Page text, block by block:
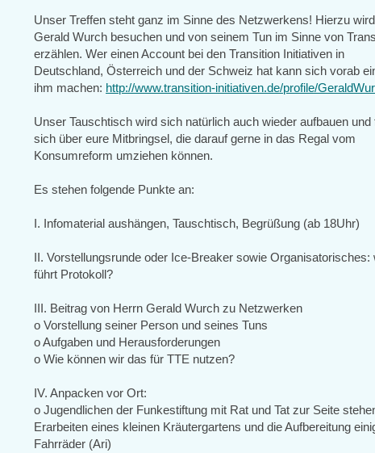
Unser Treffen steht ganz im Sinne des Netzwerkens! Hierzu
Gerald Wurch besuchen und von seinem Tun im Sinne von
erzählen. Wer einen Account bei den Transition Initiativen in
Deutschland, Österreich und der Schweiz hat kann sich vorab
ihm machen: http://www.transition-initiativen.de/profile/
Unser Tauschtisch wird sich natürlich auch wieder aufbauen und
sich über eure Mitbringsel, die darauf gerne in das Regal vom
Konsumreform umziehen können.
Es stehen folgende Punkte an:
I. Infomaterial aushängen, Tauschtisch, Begrüßung (ab 18Uhr)
II. Vorstellungsrunde oder Ice-Breaker sowie Organisatorisches:
führt Protokoll?
III. Beitrag von Herrn Gerald Wurch zu Netzwerken
o Vorstellung seiner Person und seines Tuns
o Aufgaben und Herausforderungen
o Wie können wir das für TTE nutzen?
IV. Anpacken vor Ort:
o Jugendlichen der Funkestiftung mit Rat und Tat zur Seite
Erarbeiten eines kleinen Kräutergartens und die Aufbereitung
Fahrräder (Ari)